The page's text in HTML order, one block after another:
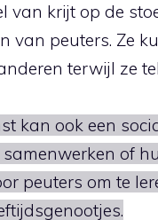
van krijt op de
van peuters. Ze
terwijl ze
kan ook een
of
peuters om te